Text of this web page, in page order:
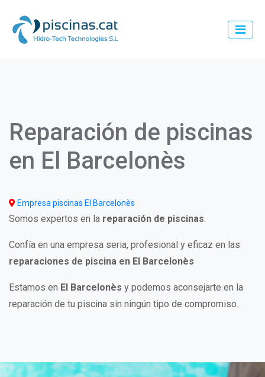
contenido
Reparación de piscinas
en El Barcelonès
Empresa piscinas El Barcelonès
Somos expertos en la reparación de piscinas.
Confía en una empresa seria, profesional y eficaz en las
reparaciones de piscina en El Barcelonès
Estamos en El Barcelonès y podemos aconsejarte en la
reparación de tu piscina sin ningún tipo de compromiso.